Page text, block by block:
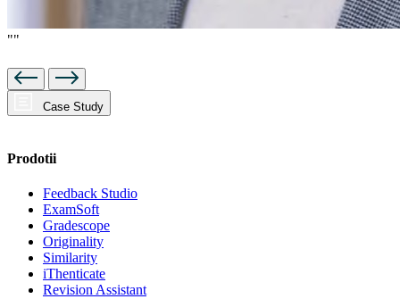
""
Case Study
Prodotii
Feedback Studio
ExamSoft
Gradescope
Originality
Similarity
iThenticate
Revision Assistant